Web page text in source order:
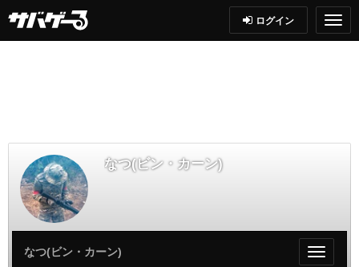
ログイン
なつ(ビン・カーン)
My
なつ(ビン・カーン)